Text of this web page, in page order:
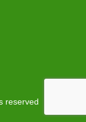
reserved